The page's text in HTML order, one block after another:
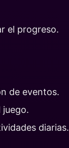
el progreso.
de eventos.
diarias.